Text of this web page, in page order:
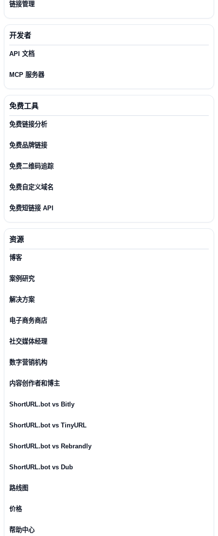
链接管理
开发者
API 文档
MCP 服务器
免费工具
免费链接分析
免费品牌链接
免费二维码追踪
免费自定义域名
免费短链接 API
资源
博客
案例研究
解决方案
电子商务商店
社交媒体经理
数字营销机构
内容创作者和博主
ShortURL.bot vs Bitly
ShortURL.bot vs TinyURL
ShortURL.bot vs Rebrandly
ShortURL.bot vs Dub
路线图
价格
帮助中心